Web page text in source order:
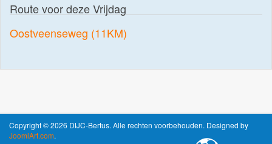
Route voor deze Vrijdag
Oostveenseweg (11KM)
Copyright © 2026 DIJC-Bertus. Alle rechten voorbehouden. Designed by
JoomlArt.com.